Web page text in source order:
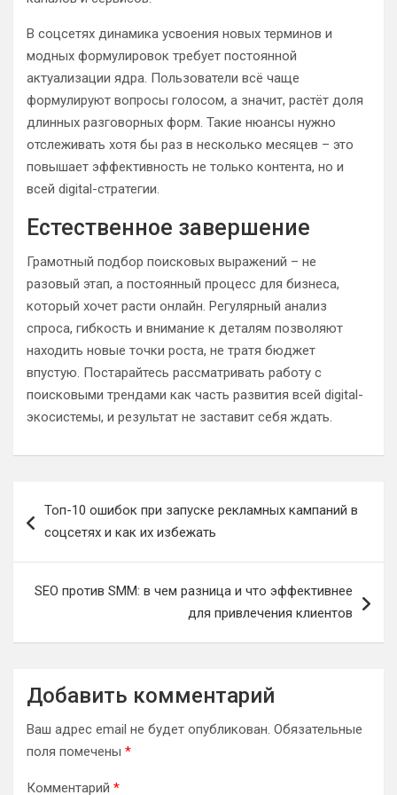
В соцсетях динамика усвоения новых терминов и
модных формулировок требует постоянной
актуализации ядра. Пользователи всё чаще
формулируют вопросы голосом, а значит, растёт доля
длинных разговорных форм. Такие нюансы нужно
отслеживать хотя бы раз в несколько месяцев – это
повышает эффективность не только контента, но и
всей digital-стратегии.
Естественное завершение
Грамотный подбор поисковых выражений – не
разовый этап, а постоянный процесс для бизнеса,
который хочет расти онлайн. Регулярный анализ
спроса, гибкость и внимание к деталям позволяют
находить новые точки роста, не тратя бюджет
впустую. Постарайтесь рассматривать работу с
поисковыми трендами как часть развития всей digital-
экосистемы, и результат не заставит себя ждать.
по
Топ-10 ошибок при запуске рекламных кампаний в
соцсетях и как их избежать
SEO против SMM: в чем разница и что эффективнее
для привлечения клиентов
Добавить комментарий
Ваш адрес email не будет опубликован. Обязательные
поля помечены *
Комментарий *